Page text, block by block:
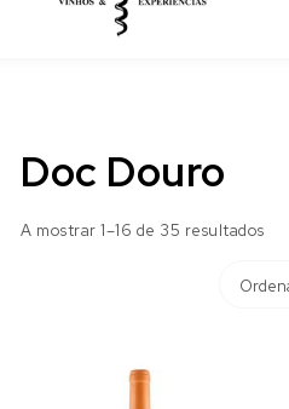
Doc Douro
A mostrar 1–16 de 35 resultados